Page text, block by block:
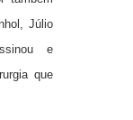
Júlio
e
que